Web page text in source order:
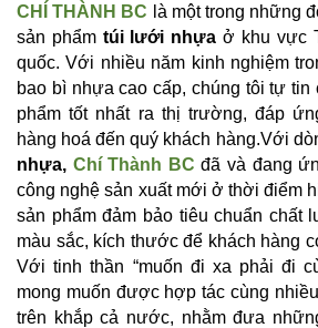
CHÍ THÀNH BC là một trong những
sản phẩm túi lưới nhựa ở khu vực
quốc. Với nhiều năm kinh nghiệm
bao bì nhựa cao cấp, chúng tôi tự tin
phẩm tốt nhất ra thị trường, đáp
hàng hoá đến quý khách hàng.Với
nhựa, Chí Thành BC đã và đang
công nghệ sản xuất mới ở thời điểm
sản phẩm đảm bảo tiêu chuẩn chất
màu sắc, kích thước để khách hàng
Với tinh thần “muốn đi xa phải đi
mong muốn được hợp tác cùng
trên khắp cả nước, nhằm đưa